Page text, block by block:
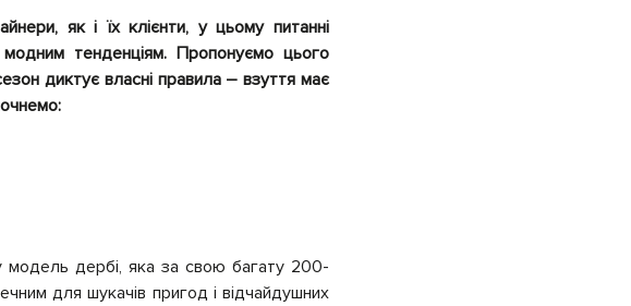
як і їх клієнти, у цьому питанні
модним тенденціям. Пропонуємо цього
диктує власні правила – взуття має
модель дербі, яка за свою багату 200-
для шукачів пригод і відчайдушних